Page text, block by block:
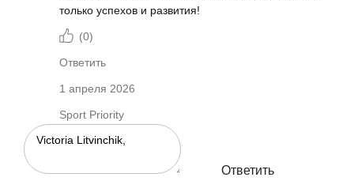
только успехов и развития!
(0)
Ответить
1 апреля 2026
Sport Priority
Ответить